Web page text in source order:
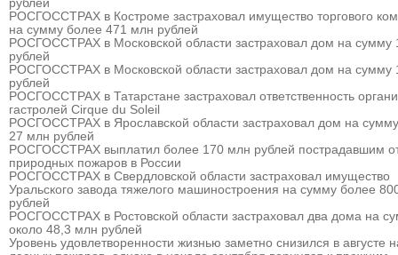
рублей
РОСГОССТРАХ в Костроме застраховал имущество торгового
на сумму более 471 млн рублей
РОСГОССТРАХ в Московской области застраховал дом на сумму
рублей
РОСГОССТРАХ в Московской области застраховал дом на сумму
рублей
РОСГОССТРАХ в Татарстане застраховал ответственность
гастролей Cirque du Soleil
РОСГОССТРАХ в Ярославской области застраховал дом на
27 млн рублей
РОСГОССТРАХ выплатил более 170 млн рублей пострадавшим
природных пожаров в России
РОСГОССТРАХ в Свердловской области застраховал имущество
Уральского завода тяжелого машиностроения на сумму более
рублей
РОСГОССТРАХ в Ростовской области застраховал два дома на
около 48,3 млн рублей
Уровень удовлетворенности жизнью заметно снизился в августе